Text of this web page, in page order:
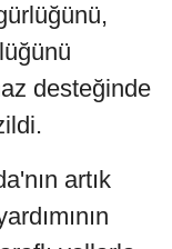
desteğinde
artık